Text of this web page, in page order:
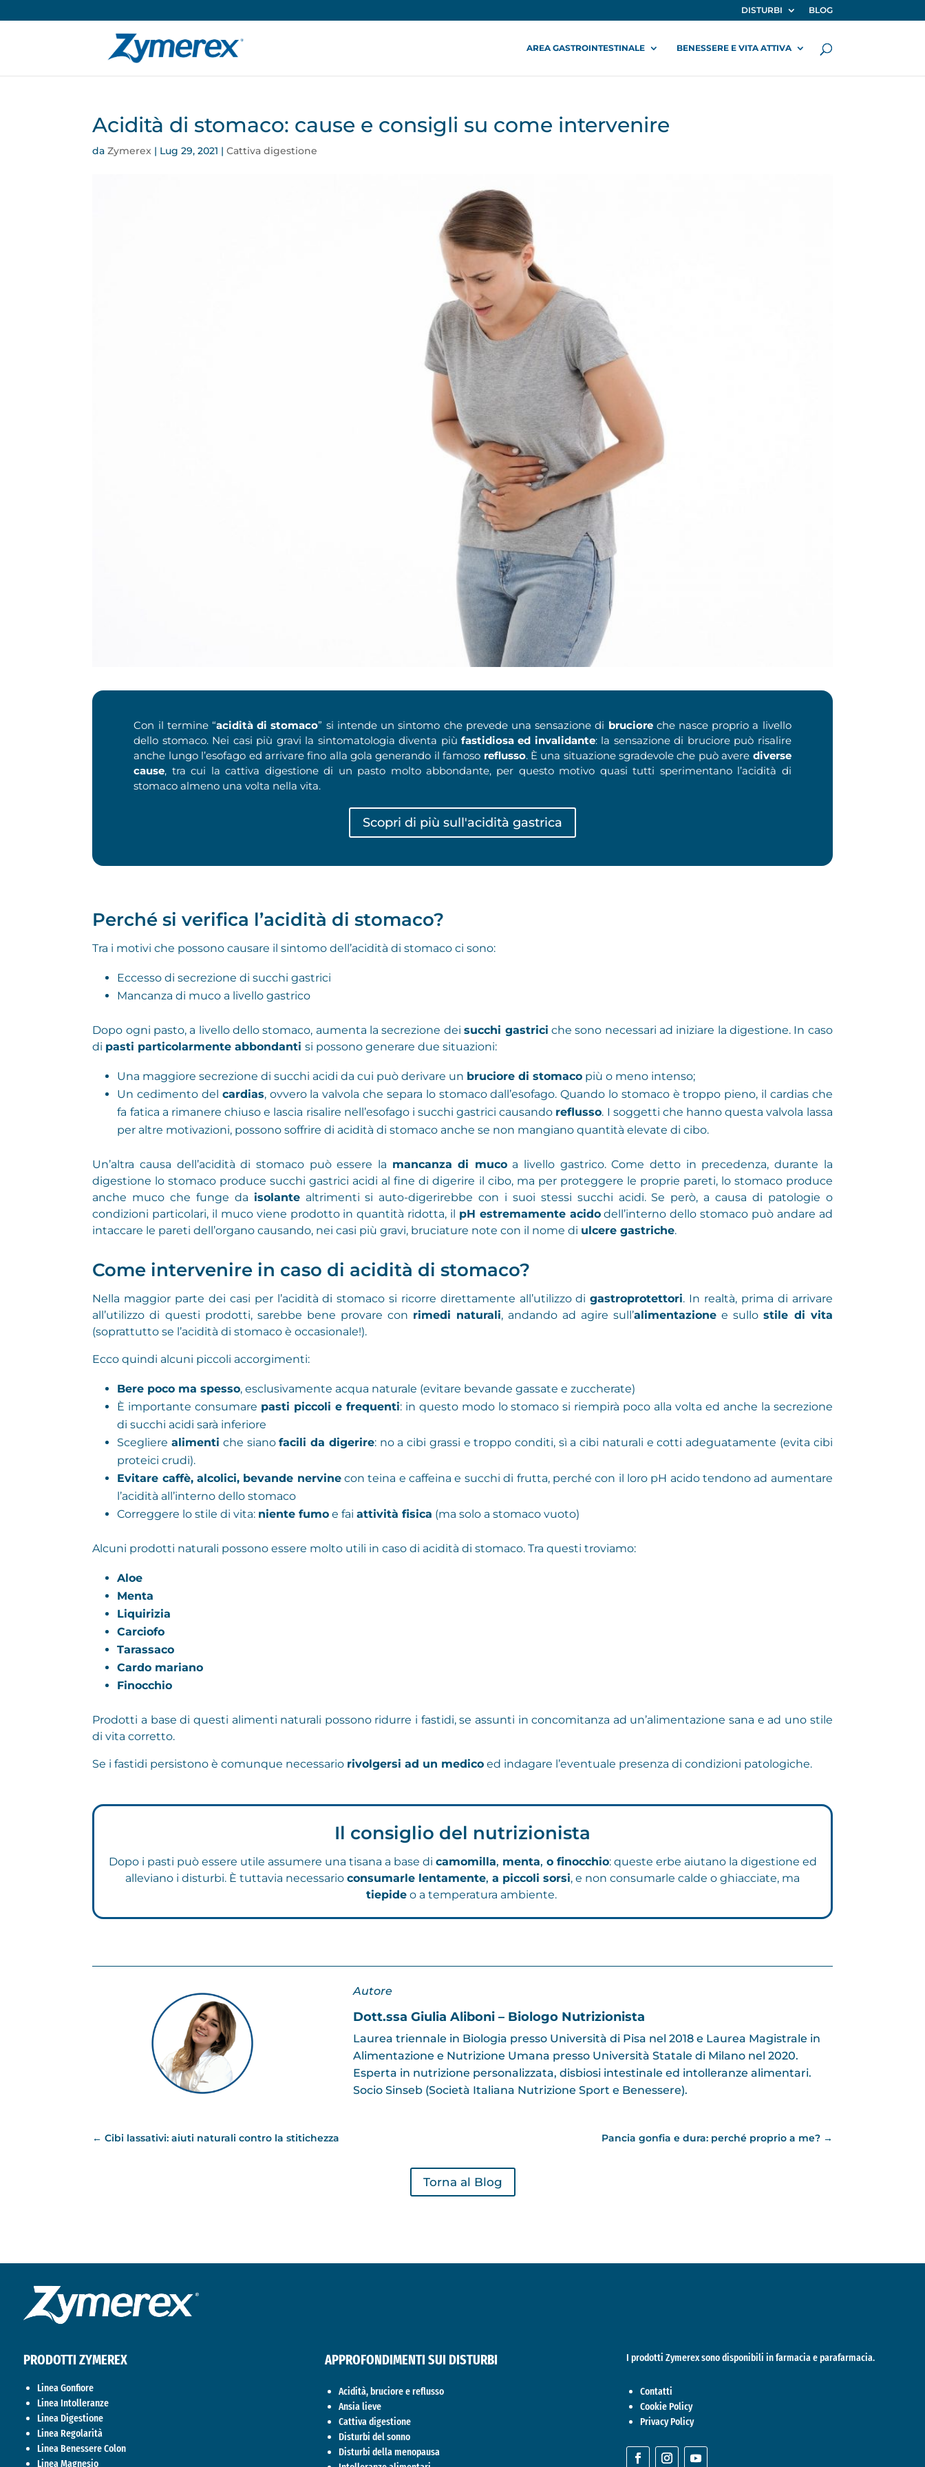
DISTURBI BLOG
AREA GASTROINTESTINALE BENESSERE E VITA ATTIVA
Acidità di stomaco: cause e consigli su come intervenire
daZymerex | Lug 29, 2021 |Cattiva digestione
Con il termine “acidità di stomaco” si intende un sintomo che prevede una sensazione di brucioreche nasce proprio a livello
dello stomaco. Nei casi più gravi la sintomatologia diventa più fastidiosa ed invalidante: la sensazione di bruciore può risalire
anche lungo l’esofago ed arrivare fino alla gola generando il famoso reflusso. È una situazione sgradevole che può avere diverse
cause, tra cui la cattiva digestione di un pasto molto abbondante, per questo motivo quasi tutti sperimentano l’acidità di
stomaco almeno una volta nella vita.
Scopri di più sull'acidità gastrica
Perché si verifica l’acidità di stomaco?
Tra i motivi che possono causare il sintomo dell’acidità di stomaco ci sono:
Eccesso di secrezione di succhi gastrici
Mancanza di muco a livello gastrico
Dopo ogni pasto, a livello dello stomaco, aumenta la secrezione deisucchi gastrici che sono necessari ad iniziare la digestione. In caso
di pasti particolarmente abbondantisi possono generare due situazioni:
Una maggiore secrezione di succhi acidi da cui può derivare un bruciore di stomaco più o meno intenso;
Un cedimento del cardias, ovvero la valvola che separa lo stomaco dall’esofago. Quando lo stomaco è troppo pieno, il cardias che
fa fatica a rimanere chiuso e lascia risalire nell’esofago i succhi gastrici causando reflusso. I soggetti che hanno questa valvola lassa
per altre motivazioni, possono soffrire di acidità di stomaco anche se non mangiano quantità elevate di cibo.
Un’altra causa dell’acidità di stomaco può essere la mancanza di mucoa livello gastrico. Come detto in precedenza, durante la
digestione lo stomaco produce succhi gastrici acidi al fine di digerire il cibo, ma per proteggere le proprie pareti, lo stomaco produce
anche muco che funge da isolantealtrimenti si auto-digerirebbe con i suoi stessi succhi acidi. Se però, a causa di patologie o
condizioni particolari, il muco viene prodotto in quantità ridotta, il pH estremamente acidodell’interno dello stomaco può andare ad
intaccare le pareti dell’organo causando, nei casi più gravi, bruciature note con il nome di ulcere gastriche.
Come intervenire in caso di acidità di stomaco?
Nella maggior parte dei casi per l’acidità di stomaco si ricorre direttamente all’utilizzo digastroprotettori. In realtà, prima di arrivare
all’utilizzo di questi prodotti, sarebbe bene provare con rimedi naturali, andando ad agire sull’alimentazione e sullostile di vita
(soprattutto se l’acidità di stomaco è occasionale!).
Ecco quindi alcuni piccoli accorgimenti:
Bere poco ma spesso, esclusivamente acqua naturale (evitare bevande gassate e zuccherate)
È importante consumare pasti piccoli e frequenti: in questo modo lo stomaco si riempirà poco alla volta ed anche la secrezione
di succhi acidi sarà inferiore
Sceglierealimenti che sianofacili da digerire: no a cibi grassi e troppo conditi, sì a cibi naturali e cotti adeguatamente (evita cibi
proteici crudi).
Evitare caffè, alcolici, bevande nervinecon teina e caffeina e succhi di frutta, perché con il loro pH acido tendono ad aumentare
l’acidità all’interno dello stomaco
Correggere lo stile di vita: niente fumo e faiattività fisica (ma solo a stomaco vuoto)
Alcuni prodotti naturali possono essere molto utili in caso di acidità di stomaco. Tra questi troviamo:
Aloe
Menta
Liquirizia
Carciofo
Tarassaco
Cardo mariano
Finocchio
Prodotti a base di questi alimenti naturali possono ridurre i fastidi, se assunti in concomitanza ad un’alimentazione sana e ad uno stile
di vita corretto.
Se i fastidi persistono è comunque necessario rivolgersi ad un medico ed indagare l’eventuale presenza di condizioni patologiche.
Il consiglio del nutrizionista
Dopo i pasti può essere utile assumere una tisana a base di camomilla, menta, o finocchio: queste erbe aiutano la digestione ed
alleviano i disturbi. È tuttavia necessario consumarle lentamente, a piccoli sorsi, e non consumarle calde o ghiacciate, ma
tiepideo a temperatura ambiente.
Autore
Dott.ssa Giulia Aliboni – Biologo Nutrizionista
Laurea triennale in Biologia presso Università di Pisa nel 2018 e Laurea Magistrale in
Alimentazione e Nutrizione Umana presso Università Statale di Milano nel 2020.
Esperta in nutrizione personalizzata, disbiosi intestinale ed intolleranze alimentari.
Socio Sinseb (Società Italiana Nutrizione Sport e Benessere).
←Cibi lassativi: aiuti naturali contro la stitichezza Pancia gonfia e dura: perché proprio a me?→
Torna al Blog
PRODOTTI ZYMEREX
Linea Gonfiore
Linea Intolleranze
Linea Digestione
Linea Regolarità
Linea Benessere Colon
Linea Magnesio
APPROFONDIMENTI SUI DISTURBI
Acidità, bruciore e reflusso
Ansia lieve
Cattiva digestione
Disturbi del sonno
Disturbi della menopausa
I prodotti Zymerex sono disponibili in farmacia e parafarmacia.
Contatti
Cookie Policy
Privacy Policy